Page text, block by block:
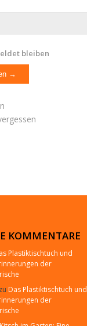
bleiben
KOMMENTARE
Plastiktischtuch und
der
zu Das Plastiktischtuch und
der